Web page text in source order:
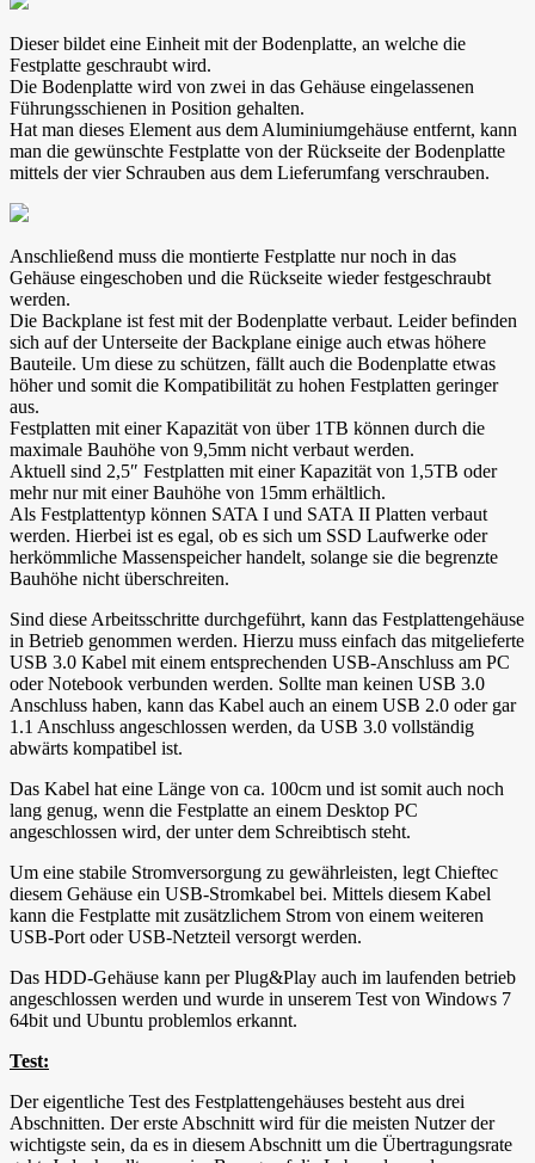
Dieser bildet eine Einheit mit der Bodenplatte, an welche die
Festplatte geschraubt wird.
Die Bodenplatte wird von zwei in das Gehäuse eingelassenen
Führungsschienen in Position gehalten.
Hat man dieses Element aus dem Aluminiumgehäuse entfernt, kann
man die gewünschte Festplatte von der Rückseite der Bodenplatte
mittels der vier Schrauben aus dem Lieferumfang verschrauben.
Anschließend muss die montierte Festplatte nur noch in das
Gehäuse eingeschoben und die Rückseite wieder festgeschraubt
werden.
Die Backplane ist fest mit der Bodenplatte verbaut. Leider befinden
sich auf der Unterseite der Backplane einige auch etwas höhere
Bauteile. Um diese zu schützen, fällt auch die Bodenplatte etwas
höher und somit die Kompatibilität zu hohen Festplatten geringer
aus.
Festplatten mit einer Kapazität von über 1TB können durch die
maximale Bauhöhe von 9,5mm nicht verbaut werden.
Aktuell sind 2,5″ Festplatten mit einer Kapazität von 1,5TB oder
mehr nur mit einer Bauhöhe von 15mm erhältlich.
Als Festplattentyp können SATA I und SATA II Platten verbaut
werden. Hierbei ist es egal, ob es sich um SSD Laufwerke oder
herkömmliche Massenspeicher handelt, solange sie die begrenzte
Bauhöhe nicht überschreiten.
Sind diese Arbeitsschritte durchgeführt, kann das Festplattengehäuse
in Betrieb genommen werden. Hierzu muss einfach das mitgelieferte
USB 3.0 Kabel mit einem entsprechenden USB-Anschluss am PC
oder Notebook verbunden werden. Sollte man keinen USB 3.0
Anschluss haben, kann das Kabel auch an einem USB 2.0 oder gar
1.1 Anschluss angeschlossen werden, da USB 3.0 vollständig
abwärts kompatibel ist.
Das Kabel hat eine Länge von ca. 100cm und ist somit auch noch
lang genug, wenn die Festplatte an einem Desktop PC
angeschlossen wird, der unter dem Schreibtisch steht.
Um eine stabile Stromversorgung zu gewährleisten, legt Chieftec
diesem Gehäuse ein USB-Stromkabel bei. Mittels diesem Kabel
kann die Festplatte mit zusätzlichem Strom von einem weiteren
USB-Port oder USB-Netzteil versorgt werden.
Das HDD-Gehäuse kann per Plug&Play auch im laufenden betrieb
angeschlossen werden und wurde in unserem Test von Windows 7
64bit und Ubuntu problemlos erkannt.
Test:
Der eigentliche Test des Festplattengehäuses besteht aus drei
Abschnitten. Der erste Abschnitt wird für die meisten Nutzer der
wichtigste sein, da es in diesem Abschnitt um die Übertragungsrate